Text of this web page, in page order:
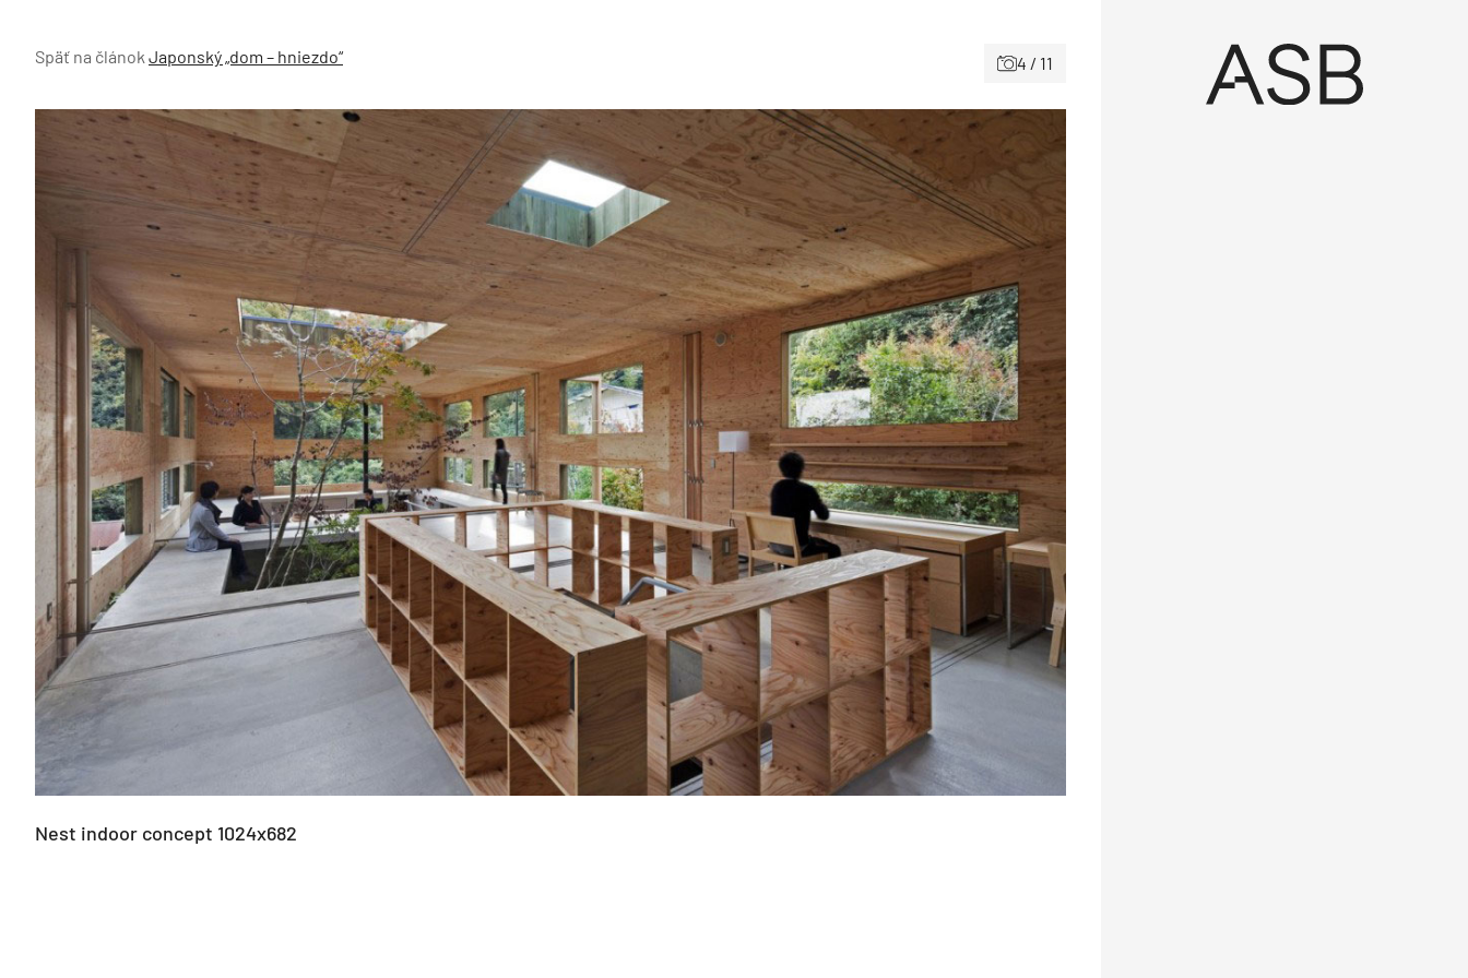
Späť na článok Japonský „dom – hniezdo“ 4 / 11
Nest indoor concept 1024x682